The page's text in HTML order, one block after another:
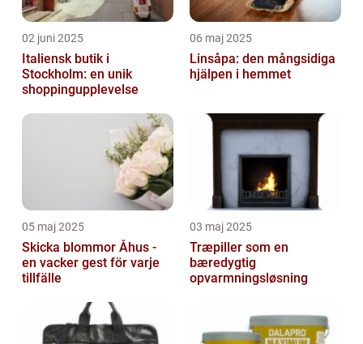
02 juni 2025
Italiensk butik i
Stockholm: en unik
shoppingupplevelse
06 maj 2025
Linsåpa: den mångsidiga
hjälpen i hemmet
05 maj 2025
Skicka blommor Åhus -
en vacker gest för varje
tillfälle
03 maj 2025
Træpiller som en
bæredygtig
opvarmningsløsning